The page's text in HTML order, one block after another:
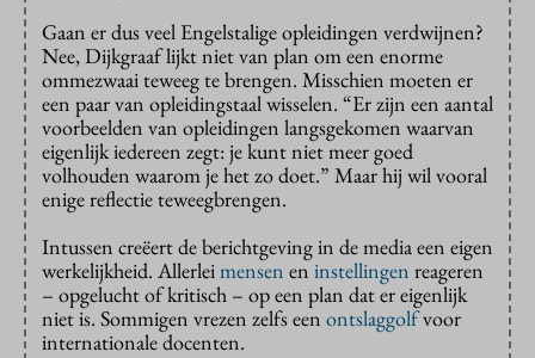
Gaan er dus veel Engelstalige opleidingen verdwijnen?
Nee, Dijkgraaf lijkt niet van plan om een enorme
ommezwaai teweeg te brengen. Misschien moeten er
een paar van opleidingstaal wisselen. “Er zijn een aantal
voorbeelden van opleidingen langsgekomen waarvan
eigenlijk iedereen zegt: je kunt niet meer goed
volhouden waarom je het zo doet.” Maar hij wil vooral
enige reflectie teweegbrengen.
Intussen creëert de berichtgeving in de media een eigen
werkelijkheid. Allerleimensen en instellingen reageren
– opgelucht of kritisch – op een plan dat er eigenlijk
niet is. Sommigen vrezen zelfs een ontslaggolfvoor
internationale docenten.